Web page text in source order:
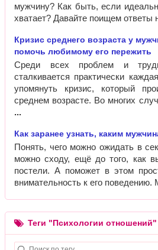
мужчину? Как быть, если
хватает? Давайте поищем ответы
Кризис среднего возраста у
помочь любимому его пережить
Среди всех проблем и
сталкивается практически
упомянуть кризис, который
среднем возрасте. Во многих
Как заранее узнать, каким
Понять, чего можно ожидать в
можно сходу, ещё до того, как
постели. А поможет в этом
внимательность к его поведению.
Теги "Психологии отношений"